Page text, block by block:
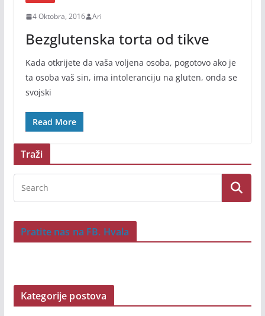
4 Oktobra, 2016 Ari
Bezglutenska torta od tikve
Kada otkrijete da vaša voljena osoba, pogotovo ako je
ta osoba vaš sin, ima intoleranciju na gluten, onda se
svojski
Read More
Traži
Pratite nas na FB. Hvala
Kategorije postova